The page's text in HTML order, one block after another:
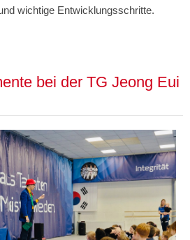
wichtige Entwicklungsschritte.
bei der TG Jeong Eui